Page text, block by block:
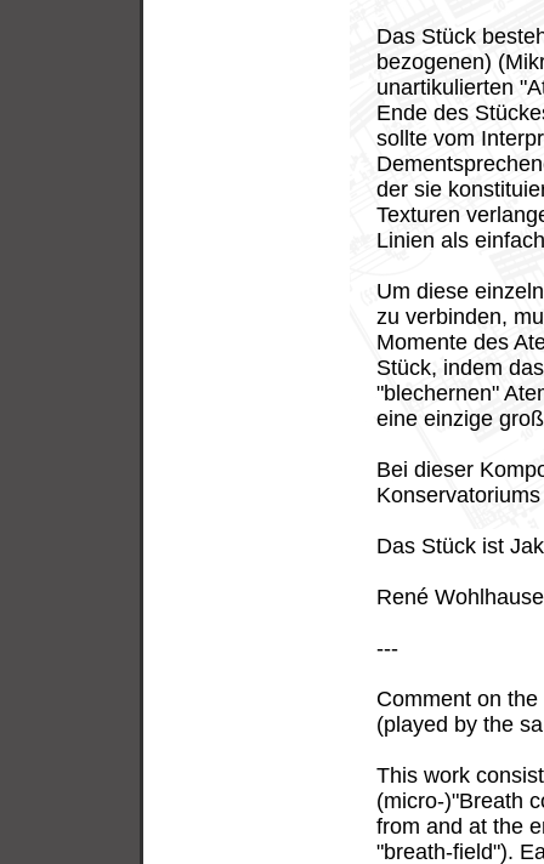
Das Stück
bezogenen)
unartikulierten
Ende des
sollte vom
der sie
Texturen
Linien als
Um diese
zu verbinden,
Momente des
Stück, indem
"blechernen"
eine einzige
Bei dieser
Das Stück ist
René
---
Comment on
(played by the
This work
(micro-)"Breath
from and at the
"breath-field").